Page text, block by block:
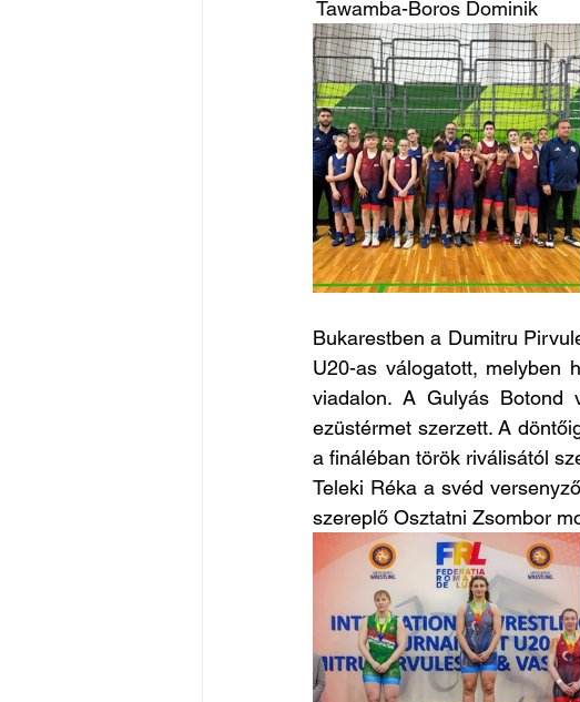
Tawamba-Boros Dominik
Bukarestben a Dumitru
U20-as válogatott, melyben
viadalon. A Gulyás Botond
ezüstérmet szerzett. A
a fináléban török riválisától
Teleki Réka a svéd
szereplő Osztatni Zsombor